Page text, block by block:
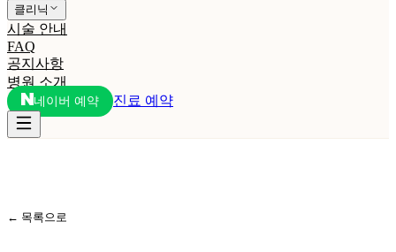
클리닉
시술 안내
FAQ
공지사항
병원 소개
네이버 예약 진료 예약
← 목록으로